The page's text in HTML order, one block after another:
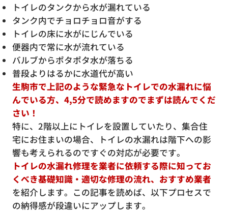
トイレのタンクから水が漏れている
タンク内でチョロチョロ音がする
トイレの床に水がにじんでいる
便器内で常に水が流れている
バルブからポタポタ水が落ちる
普段よりはるかに水道代が高い
生駒市で上記のような緊急なトイレでの水漏れに悩
んでいる方、4,5分で読めますのでまずは読んでくだ
さい！
特に、2階以上にトイレを設置していたり、集合住
宅にお住まいの場合、トイレの水漏れは階下への影
響も考えられるのですぐの対応が必要です。
トイレの水漏れ修理を業者に依頼する際に知ってお
くべき基礎知識・適切な修理の流れ、おすすめ業者
を紹介します。この記事を読めば、以下プロセスで
の納得感が段違いにアップします。